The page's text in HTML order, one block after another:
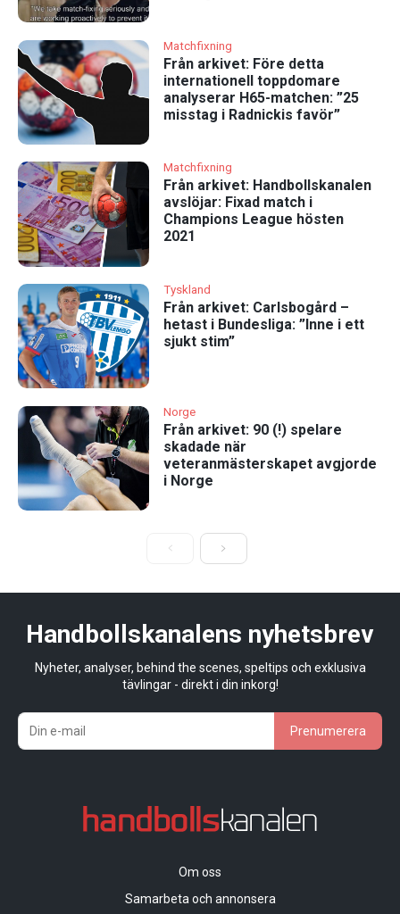
Matchfixning
Från arkivet: Före detta
internationell toppdomare
analyserar H65-matchen: ”25
misstag i Radnickis favör”
Matchfixning
Från arkivet: Handbollskanalen
avslöjar: Fixad match i
Champions League hösten
2021
Tyskland
Från arkivet: Carlsbogård –
hetast i Bundesliga: ”Inne i ett
sjukt stim”
Norge
Från arkivet: 90 (!) spelare
skadade när
veteranmästerskapet avgjorde
i Norge
Handbollskanalens nyhetsbrev
Nyheter, analyser, behind the scenes, speltips och exklusiva
tävlingar - direkt i din inkorg!
Prenumerera
Om oss
Samarbeta och annonsera